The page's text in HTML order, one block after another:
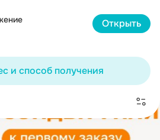
Открыть
и способ получения